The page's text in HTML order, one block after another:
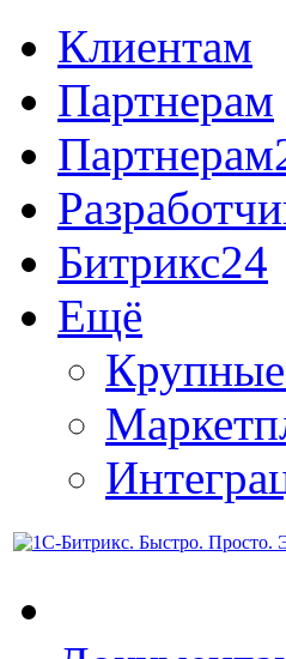
Клиентам
Партнерам
Битрикс24
Ещё